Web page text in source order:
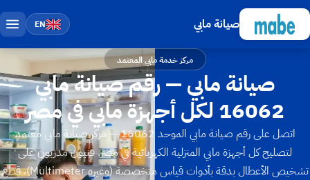
صيانة مابي EN
مركز خدمة مابي المعتمد
صيانة مابي — رقم صيانة مابي
16062 لكل أجهزة مابي في مصر
اتصل على رقم صيانة مابي الموحد 16062 — مركز صيانة مابي معتمد
لتصليح كل أجهزة مابي المنزلية الكهربائية في مصر. فنيون مدربون على
تشخيص الأعطال بدقة بأدوات قياس متخصصة ⁨(Multimeter وغيره)⁩، قطع